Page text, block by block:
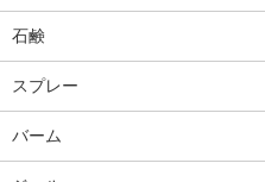
石鹸
スプレー
バーム